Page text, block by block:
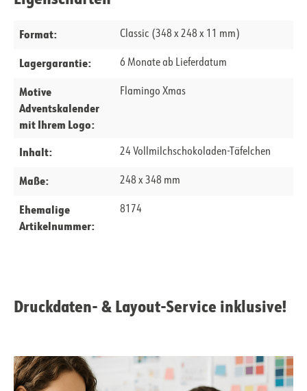
Format: Classic (348 x 248 x 11 mm)
Lagergarantie: 6 Monate ab Lieferdatum
Motive
Adventskalender
mit Ihrem Logo:
Flamingo Xmas
Inhalt: 24 Vollmilchschokoladen-Täfelchen
Maße: 248 x 348 mm
Ehemalige
Artikelnummer:
8174
Druckdaten- & Layout-Service inklusive!